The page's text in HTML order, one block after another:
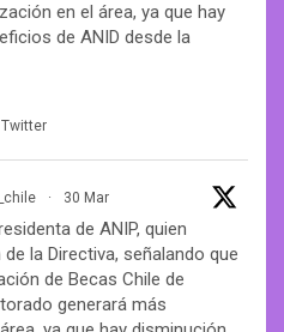
en el área, ya que hay
de ANID desde la
Twitter
· 30 Mar
de ANIP, quien
la Directiva, señalando que
de Becas Chile de
generará más